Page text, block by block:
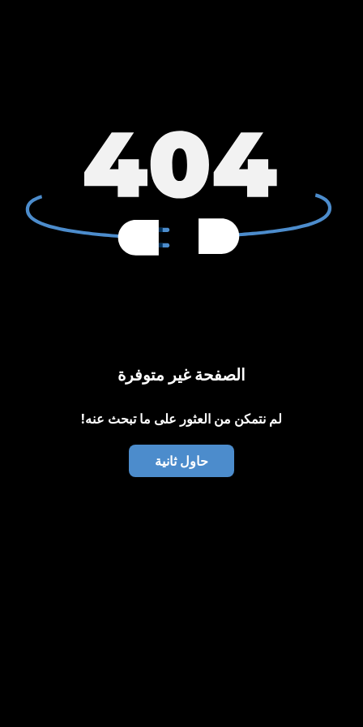
الصفحة غير متوفرة
لم نتمكن من العثور على ما تبحث عنه!
حاول ثانية